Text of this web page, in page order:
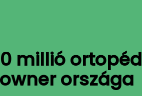
millió ortopéd
országa